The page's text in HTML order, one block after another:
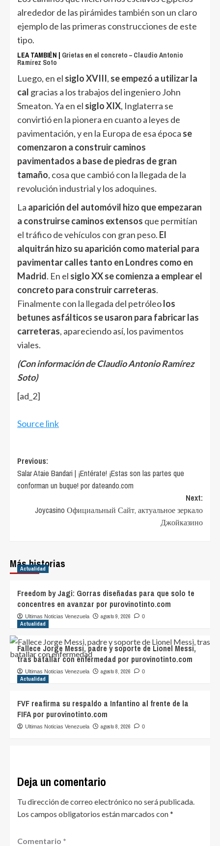
alrededor de las pirámides también son un claro
ejemplo de las primeras construcciones de este
tipo.
LEA TAMBIÉN | Grietas en el concreto – Claudio Antonio
Ramírez Soto
Luego, en el siglo XVIII, se empezó a utilizar la
cal gracias a los trabajos del ingeniero John
Smeaton. Ya en el siglo XIX, Inglaterra se
convirtió en la pionera en cuanto a leyes de
pavimentación, y en la Europa de esa época se
comenzaron a construir caminos
pavimentados a base de piedras de gran
tamaño, cosa que cambió con la llegada de la
revolución industrial y los adoquines.
La aparición del automóvil hizo que empezaran
a construirse caminos extensos que permitían
el tráfico de vehículos con gran peso. El
alquitrán hizo su aparición como material para
pavimentar calles tanto en Londres como en
Madrid. En el siglo XX se comienza a emplear el
concreto para construir carreteras.
Finalmente con la llegada del petróleolos
betunes asfálticos se usaron para fabricar las
carreteras, apareciendo así, los pavimentos
viales.
(Con información de Claudio Antonio Ramírez
Soto)
[ad_2]
Source link
Post
navigation
Previous:
Salar Ataie Bandari | ¡Entérate! ¡Estas son las partes que
conforman un buque! por dateando.com
Next:
Joycasino Официальный Сайт, актуальное зеркало
Джойказино
Más historias
Actualidad
Freedom by Jagi: Gorras diseñadas para que solo te
concentres en avanzar por purovinotinto.com
Ultimas Noticias Venezuela agosto 9, 2026 0
Actualidad
Fallece Jorge Messi, padre y soporte de Lionel Messi,
tras batallar con enfermedad por purovinotinto.com
Ultimas Noticias Venezuela agosto 8, 2026 0
Actualidad
FVF reafirma su respaldo a Infantino al frente de la
FIFA por purovinotinto.com
Ultimas Noticias Venezuela agosto 8, 2026 0
Deja un comentario
Tu dirección de correo electrónico no será publicada.
Los campos obligatorios están marcados con*
Comentario *